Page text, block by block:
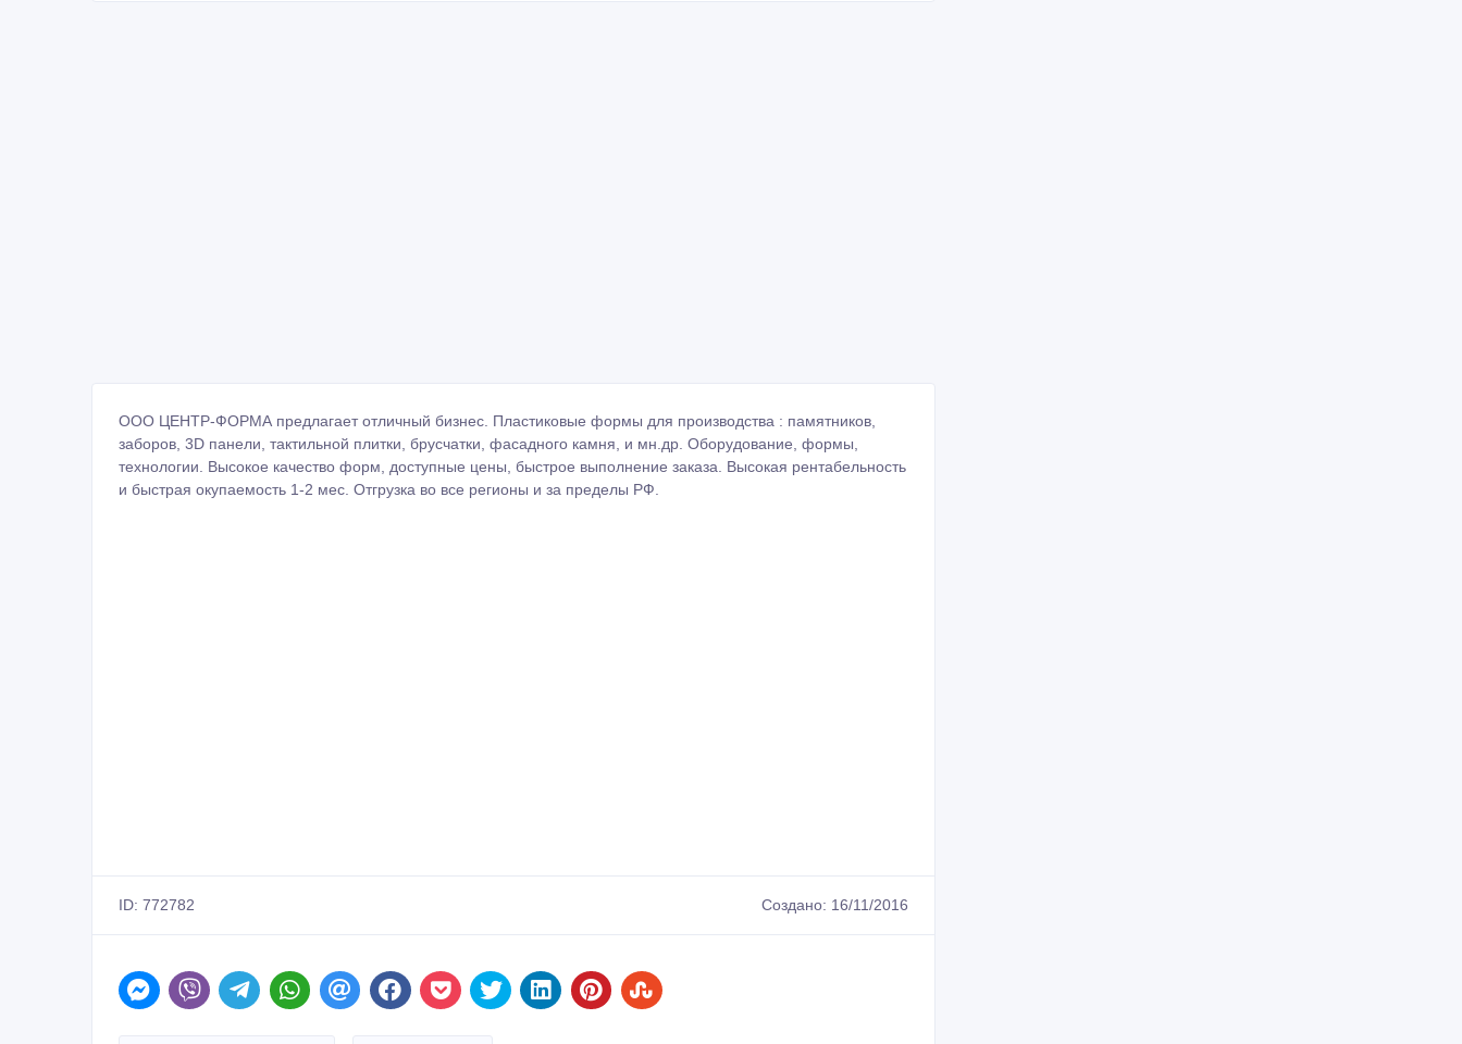
ООО ЦЕНТР-ФОРМА предлагает отличный бизнес. Пластиковые формы для производства : памятников,
заборов, 3D панели, тактильной плитки, брусчатки, фасадного камня, и мн.др. Оборудование, формы,
технологии. Высокое качество форм, доступные цены, быстрое выполнение заказа. Высокая рентабельность
и быстрая окупаемость 1-2 мес. Отгрузка во все регионы и за пределы РФ.
ID: 772782 Создано: 16/11/2016